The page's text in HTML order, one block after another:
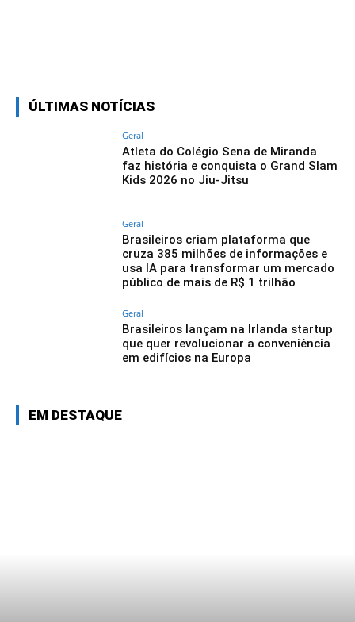
ÚLTIMAS NOTÍCIAS
Geral
Atleta do Colégio Sena de Miranda
faz história e conquista o Grand Slam
Kids 2026 no Jiu-Jitsu
Geral
Brasileiros criam plataforma que
cruza 385 milhões de informações e
usa IA para transformar um mercado
público de mais de R$ 1 trilhão
Geral
Brasileiros lançam na Irlanda startup
que quer revolucionar a conveniência
em edifícios na Europa
EM DESTAQUE